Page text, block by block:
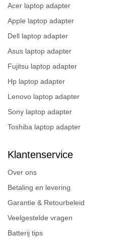
Acer laptop adapter
Apple laptop adapter
Dell laptop adapter
Asus laptop adapter
Fujitsu laptop adapter
Hp laptop adapter
Lenovo laptop adapter
Sony laptop adapter
Toshiba laptop adapter
Klantenservice
Over ons
Betaling en levering
Garantie & Retourbeleid
Veelgestelde vragen
Batterij tips